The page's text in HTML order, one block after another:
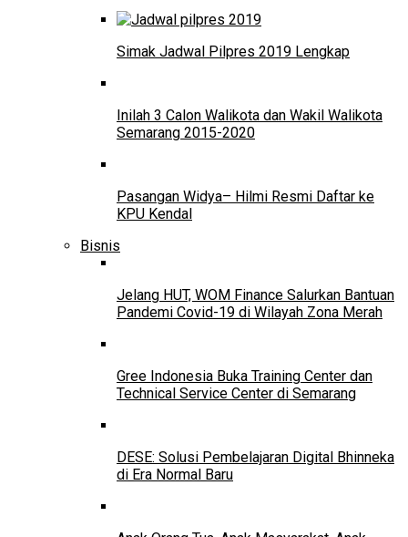
Simak Jadwal Pilpres 2019 Lengkap
Inilah 3 Calon Walikota dan Wakil Walikota
Semarang 2015-2020
Pasangan Widya– Hilmi Resmi Daftar ke
KPU Kendal
Bisnis
Jelang HUT, WOM Finance Salurkan Bantuan
Pandemi Covid-19 di Wilayah Zona Merah
Gree Indonesia Buka Training Center dan
Technical Service Center di Semarang
DESE: Solusi Pembelajaran Digital Bhinneka
di Era Normal Baru